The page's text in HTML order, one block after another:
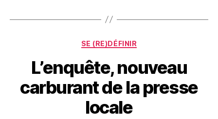
Catégories
SE (RE)DÉFINIR
L’enquête, nouveau
carburant de la presse
locale